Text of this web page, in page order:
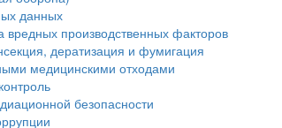
данных
вредных производственных факторов
дератизация и фумигация
медицинскими отходами
безопасности